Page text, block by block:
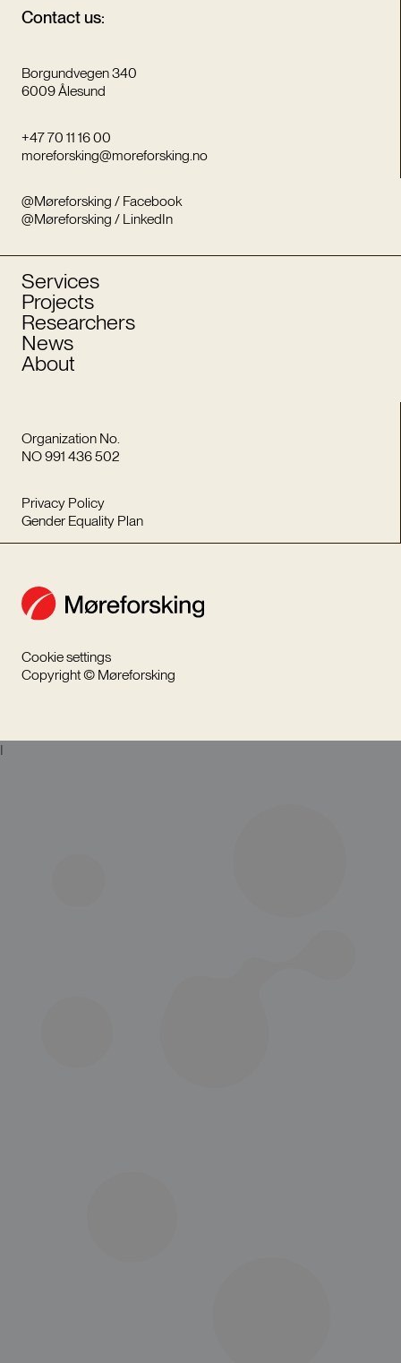
Contact us:
Borgundvegen 340
6009 Ålesund
+47 70 11 16 00
moreforsking@moreforsking.no
@Møreforsking / Facebook
@Møreforsking / LinkedIn
Organization No.
NO 991 436 502
Privacy Policy
Gender Equality Plan
Services
Projects
Researchers
News
About
Cookie settings
Copyright © Møreforsking
I